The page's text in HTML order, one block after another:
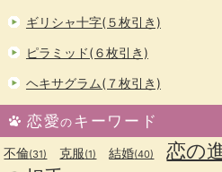
ギリシャ十字(５枚引き)
ピラミッド(６枚引き)
ヘキサグラム(７枚引き)
恋愛のキーワード
不倫(31) 克服(1) 結婚(40) 恋の